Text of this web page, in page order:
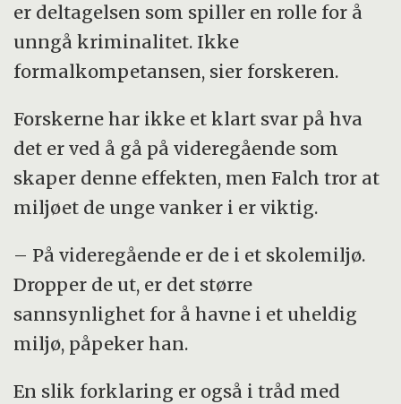
er deltagelsen som spiller en rolle for å
unngå kriminalitet. Ikke
formalkompetansen, sier forskeren.
Forskerne har ikke et klart svar på hva
det er ved å gå på videregående som
skaper denne effekten, men Falch tror at
miljøet de unge vanker i er viktig.
– På videregående er de i et skolemiljø.
Dropper de ut, er det større
sannsynlighet for å havne i et uheldig
miljø, påpeker han.
En slik forklaring er også i tråd med